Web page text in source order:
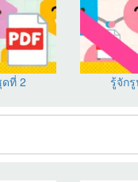
ที่ 2 รู้จัก